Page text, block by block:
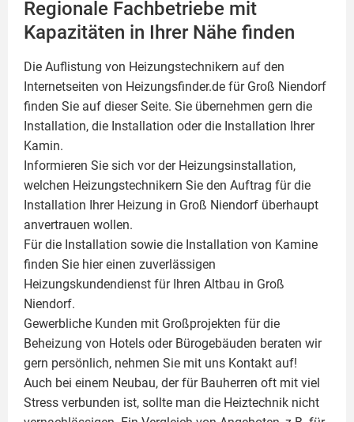
Regionale Fachbetriebe mit
Kapazitäten in Ihrer Nähe finden
Die Auflistung von Heizungstechnikern auf den
Internetseiten von Heizungsfinder.de für Groß Niendorf
finden Sie auf dieser Seite. Sie übernehmen gern die
Installation, die Installation oder die Installation Ihrer
Kamin.
Informieren Sie sich vor der Heizungsinstallation,
welchen Heizungstechnikern Sie den Auftrag für die
Installation Ihrer Heizung in Groß Niendorf überhaupt
anvertrauen wollen.
Für die Installation sowie die Installation von Kamine
finden Sie hier einen zuverlässigen
Heizungskundendienst für Ihren Altbau in Groß
Niendorf.
Gewerbliche Kunden mit Großprojekten für die
Beheizung von Hotels oder Bürogebäuden beraten wir
gern persönlich, nehmen Sie mit uns Kontakt auf!
Auch bei einem Neubau, der für Bauherren oft mit viel
Stress verbunden ist, sollte man die Heiztechnik nicht